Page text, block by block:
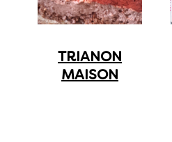
TRIANON
MAISON